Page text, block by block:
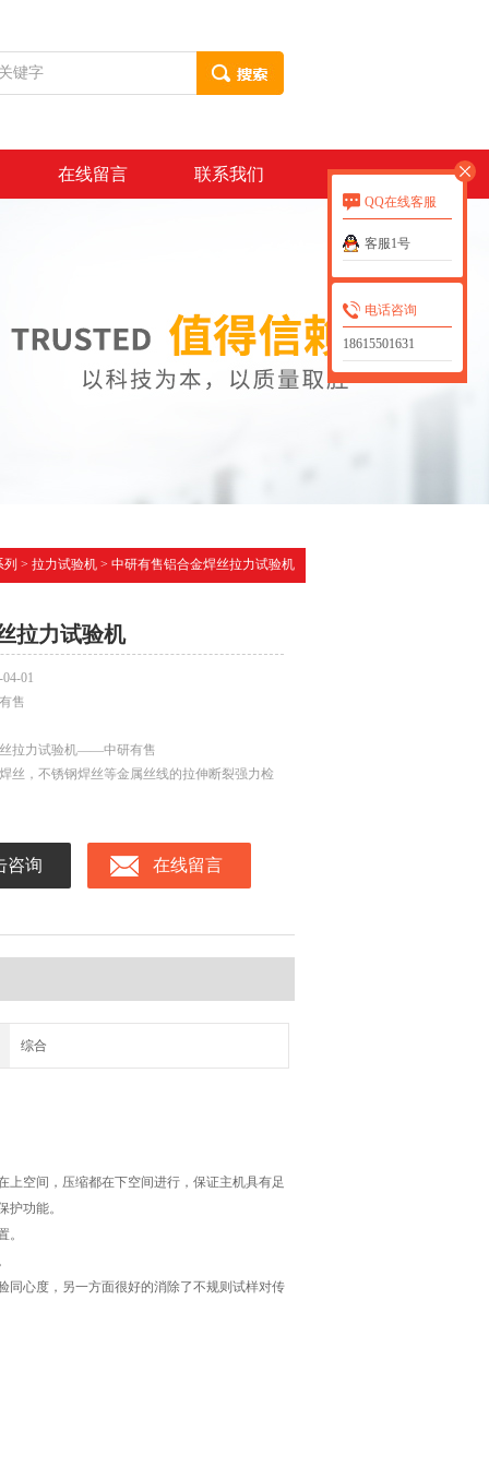
在线留言 联系我们
> 拉力试验机> 中研有售铝合金焊丝拉力试验机
拉力试验机
04-01
售
拉力试验机——中研有售
丝，不锈钢焊丝等金属丝线的拉伸断裂强力检
咨询 在线留言
综合
上空间，压缩都在下空间进行，保证主机具有足
功能。
同心度，另一方面很好的消除了不规则试样对传
QQ在线客服
客服1号
电话咨询
18615501631